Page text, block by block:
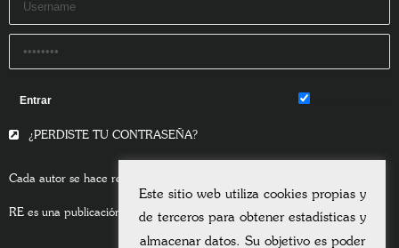
¿PERDISTE TU CONTRASEÑA?
Cada autor se hace responsable del contenido de sus escritos.
RE es una publicación asociada a la Universitas Albertiana.
Este sitio web utiliza cookies propias y
de terceros para obtener estadísticas y
almacenar datos. Su objetivo es poder